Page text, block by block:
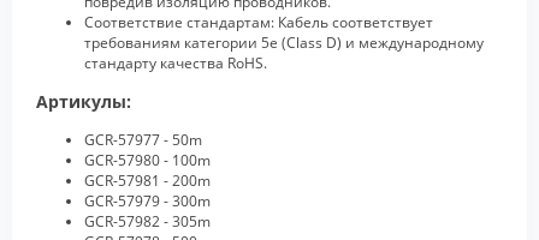
Соответствие стандартам: Кабель соответствует
требованиям категории 5e (Class D) и международному
стандарту качества RoHS.
Артикулы:
GCR-57977 - 50m
GCR-57980 - 100m
GCR-57981 - 200m
GCR-57979 - 300m
GCR-57982 - 305m